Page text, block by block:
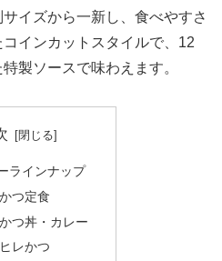
イズから一新し、食べやすさ
インカットスタイルで、12
製ソースで味わえます。
ラインナップ
つ定食
つ丼・カレー
レかつ